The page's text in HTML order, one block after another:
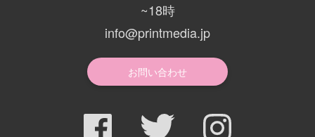
~18時
info@printmedia.jp
お問い合わせ